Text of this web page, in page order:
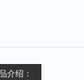
介绍：